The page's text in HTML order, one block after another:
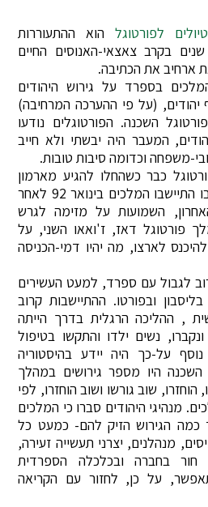
לפורטוגל הוא ההתעוררות
בקרב צאצאי-האנוסים החיים
ארחיב את הכתיבה.
המלכים בספרד על גירוש היהודים
מתוך כ-300 אלף יהודים, (על פי ההערכה המרחיבה)
לפורטוגל השכנה. הפורטוגלים נודעו
המעבר היה יבשתי ולא חייב
משפחה וכדומה סיבות טובות.
כבר כשהחלו להגיע מארמון
"אלהאמברה" שבגרנדה, בו התיישבו המלכים בינואר 92 לאחר
השמועות על מזימה לגרש
פורטוגל דאז, ז'ואאו השני, על
לארצו, מה יהיו דמי-הכניסה
לגבול עם ספרד, למעט העשירים
ובפורטו. ההתיישבות קרוב
, ההליכה הרגלית בדרך הייתה
נשים ילדו והתקשו בטיפול
על-כך היה יידע בהיסטוריה
היו מספר גירושים במהלך
גורשו, הוחזרו, שוב גורשו ושוב הוחזרו, לפי
מנהיגי היהודים סברו כי המלכים
כמה הגירוש הזיק להם- כמעט כל
מנהלנים, יצרני תעשייה זעירה,
חור בחברה ובכלכלה הספרדית
על כן, לחזור עם הקריאה